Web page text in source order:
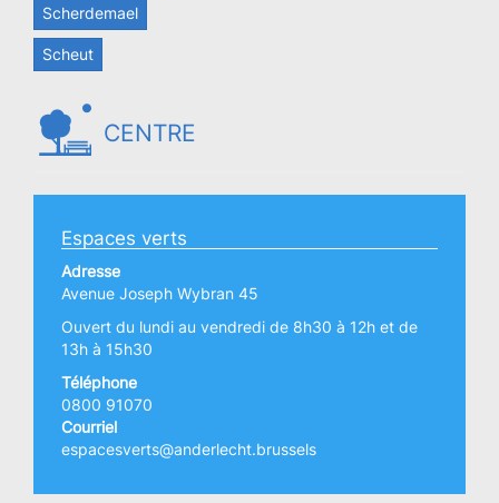
Scherdemael
Scheut
CENTRE
Espaces verts
Adresse
Avenue Joseph Wybran 45
Ouvert du lundi au vendredi de 8h30 à 12h et de
13h à 15h30
Téléphone
0800 91070
Courriel
espacesverts@anderlecht.brussels